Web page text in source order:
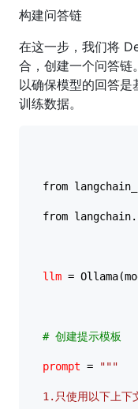
构建问答链
在这一步，我们将
合，创建一个问答链
以确保模型的回答是
训练数据。
from
from
llm =
# 创建提示模板
prompt = """
1.只使用以下上下